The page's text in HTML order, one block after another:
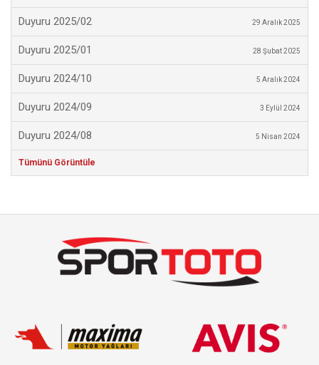
Duyuru 2025/02 29 Aralık 2025
Duyuru 2025/01 28 Şubat 2025
Duyuru 2024/10 5 Aralık 2024
Duyuru 2024/09 3 Eylül 2024
Duyuru 2024/08 5 Nisan 2024
Tümünü Görüntüle